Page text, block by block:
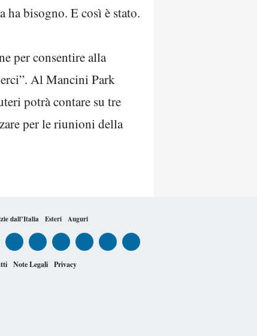
bisogno. E così è stato.
per consentire alla
Al Mancini Park
potrà contare su tre
per le riunioni della
dall’Italia Esteri Auguri
Note Legali Privacy